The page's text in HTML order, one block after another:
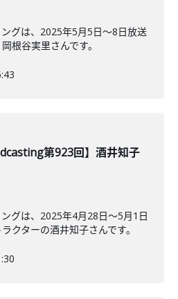
グは、2025年5月5日～8日放送
根谷実里さんです。
第923回】酒井知子
グは、2025年4月28日～5月1日
クターの酒井知子さんです。